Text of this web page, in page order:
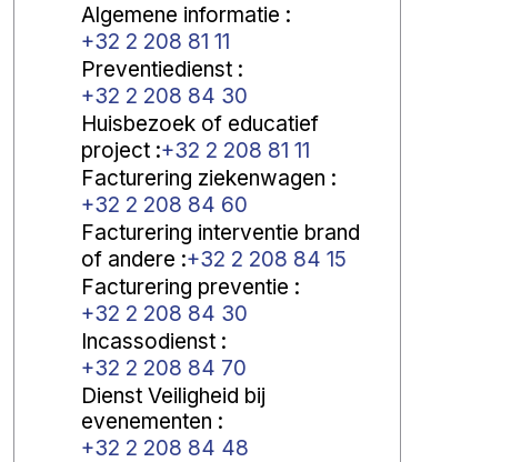
Algemene informatie :
+32 2 208 81 11
Preventiedienst :
+32 2 208 84 30
Huisbezoek of educatief
project:+32 2 208 81 11
Facturering ziekenwagen :
+32 2 208 84 60
Facturering interventie brand
of andere :+32 2 208 84 15
Facturering preventie :
+32 2 208 84 30
Incassodienst :
+32 2 208 84 70
Dienst Veiligheid bij
evenementen :
+32 2 208 84 48